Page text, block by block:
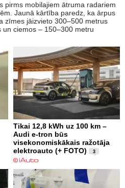
pirms mobilajiem ātruma radariem
Jaunā kārtība paredz, ka ārpus
zīmes jāizvieto 300–500 metrus
ciemos – 150–300 metru
Tikai 12,8 kWh uz 100 km –
Audi e-tron būs
visekonomiskākais ražotāja
elektroauto (+ FOTO)
3